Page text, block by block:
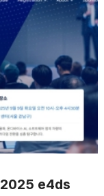
e4ds